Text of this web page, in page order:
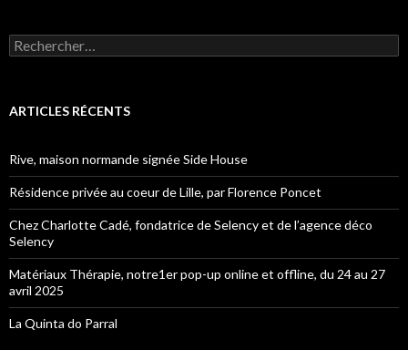
Rechercher :
ARTICLES RÉCENTS
Rive, maison normande signée Side House
Résidence privée au coeur de Lille, par Florence Poncet
Chez Charlotte Cadé, fondatrice de Selency et de l’agence déco
Selency
Matériaux Thérapie, notre1er pop-up online et offline, du 24 au 27
avril 2025
La Quinta do Parral